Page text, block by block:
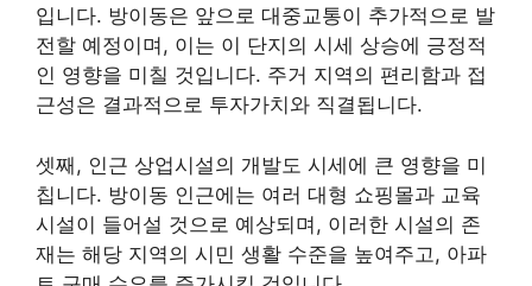
입니다. 방이동은 앞으로 대중교통이 추가적으로 발
전할 예정이며, 이는 이 단지의 시세 상승에 긍정적
인 영향을 미칠 것입니다. 주거 지역의 편리함과 접
근성은 결과적으로 투자가치와 직결됩니다.
셋째, 인근 상업시설의 개발도 시세에 큰 영향을 미
칩니다. 방이동 인근에는 여러 대형 쇼핑몰과 교육
시설이 들어설 것으로 예상되며, 이러한 시설의 존
재는 해당 지역의 시민 생활 수준을 높여주고, 아파